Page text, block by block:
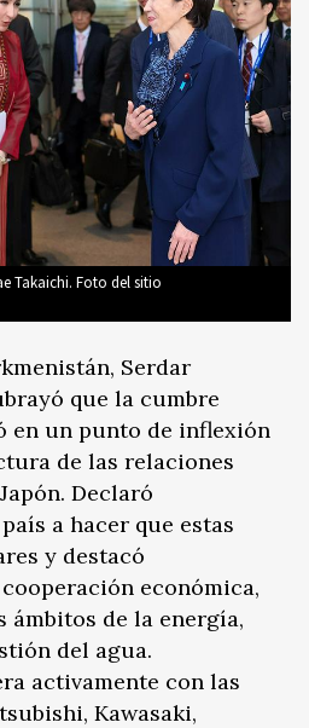
Takaichi. Foto del sitio
Serdar
que la cumbre
en un punto de inflexión
de las relaciones
Declaró
a hacer que estas
y destacó
económica,
ámbitos de la energía,
del agua.
activamente con las
Kawasaki,